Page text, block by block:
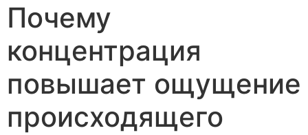
Почему
концентрация
повышает ощущение
происходящего